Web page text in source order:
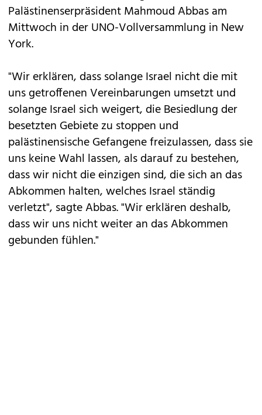
Palästinenserpräsident Mahmoud Abbas am
Mittwoch in der UNO-Vollversammlung in New
York.
"Wir erklären, dass solange Israel nicht die mit
uns getroffenen Vereinbarungen umsetzt und
solange Israel sich weigert, die Besiedlung der
besetzten Gebiete zu stoppen und
palästinensische Gefangene freizulassen, dass sie
uns keine Wahl lassen, als darauf zu bestehen,
dass wir nicht die einzigen sind, die sich an das
Abkommen halten, welches Israel ständig
verletzt", sagte Abbas. "Wir erklären deshalb,
dass wir uns nicht weiter an das Abkommen
gebunden fühlen."